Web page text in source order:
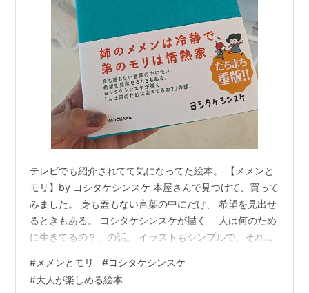
テレビでも紹介されてて気になってた絵本。 【メメンと
モリ】by ヨシタケシンスケ 本屋さんで見つけて、買って
みました。 身も蓋もない言葉の中にだけ、 希望を見出せ
るときもある。 ヨシタケシンスケが描く 「人は何のため
に生きてるの？」の話。 イラストもシンプルで、それだ
浮かび。 なんかー。 ひとことで言うと、 自分と向き合
ってリセット出来る感じ。 いい絵本ね。 買ってヨカッ
# メメンとモリ #ヨシタケシンスケ
#大人が楽しめる絵本